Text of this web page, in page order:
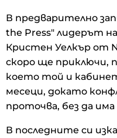
В предварително
the Press" лидерът
Кристен Уелкър от
скоро ще приключи,
което той и
месеци, докато
проточва, без да има
В последните си